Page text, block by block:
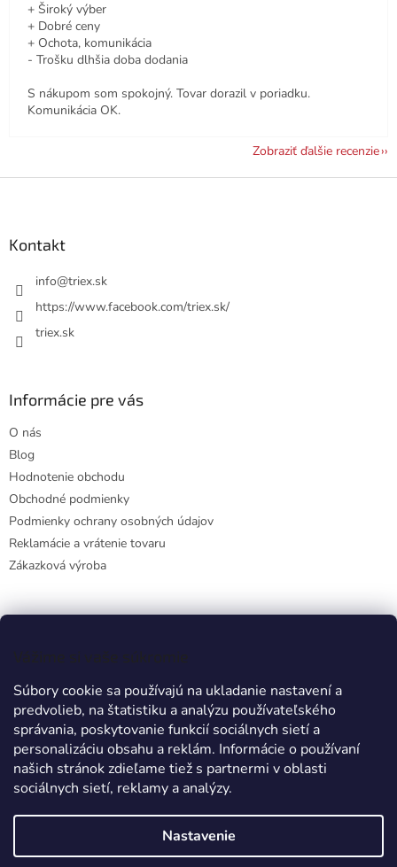
Vážime si vaše súkromie
Súbory cookie sa používajú na ukladanie nastavení a
predvolieb, na štatistiku a analýzu používateľského
správania, poskytovanie funkcií sociálnych sietí a
personalizáciu obsahu a reklám. Informácie o používaní
našich stránok zdieľame tiež s partnermi v oblasti
sociálnych sietí, reklamy a analýzy.
Nastavenie
+ Široký výber
+ Dobré ceny
+ Ochota, komunikácia
- Trošku dlhšia doba dodania
S nákupom som spokojný. Tovar dorazil v poriadku.
Komunikácia OK.
Zobraziť ďalšie recenzie
Kontakt
info@triex.sk
https://www.facebook.com/triex.sk/
triex.sk
Informácie pre vás
O nás
Blog
Hodnotenie obchodu
Obchodné podmienky
Podmienky ochrany osobných údajov
Reklamácie a vrátenie tovaru
Zákazková výroba
Prijímame online platby
Vytvoril Shoptet